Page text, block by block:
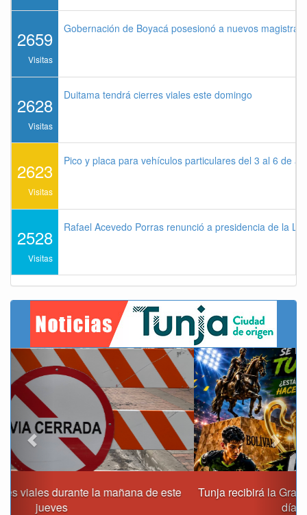
2659
Visitas
Gobernación de Boyacá posesionó a nuevos
2628
Visitas
Duitama tendrá cierres viales este domingo
2623
Visitas
Pico y placa para vehículos particulares del 3 al 6 de
2528
Visitas
Rafael Acevedo Porras renunció a presidencia de la
Tunja recibirá la Gran Copa de Fútbol Sala Prejuvenil los
Previous Next